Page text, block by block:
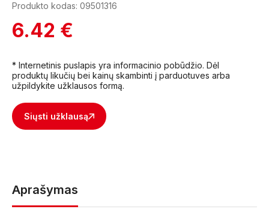
Produkto kodas: 09501316
6.42 €
* Internetinis puslapis yra informacinio pobūdžio. Dėl
produktų likučių bei kainų skambinti į parduotuves arba
užpildykite užklausos formą.
Siųsti užklausą
Aprašymas